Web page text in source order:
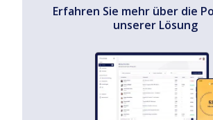
Erfahren Sie mehr über die
unserer Lösung